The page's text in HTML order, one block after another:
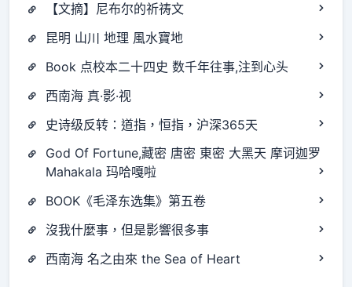
【文摘】尼布尔的祈祷文
昆明 山川 地理 風水寶地
Book 点校本二十四史 数千年往事,注到心头
西南海 真·影·视
史诗级反转：道指，恒指，沪深365天
God Of Fortune,藏密 唐密 東密 大黑天 摩诃迦罗
Mahakala 玛哈嘎啦
BOOK《毛泽东选集》第五卷
沒我什麼事，但是影響很多事
西南海 名之由來 the Sea of Heart